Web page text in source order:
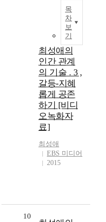
목
차
보
기
최성애의
인간 관계
의 기술 . 3 ,
갈등-지혜
롭게 공존
하기 [비디
오녹화자
료]
최성애
EBS 미디어
2015
10